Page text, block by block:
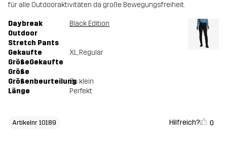
für alle Outdooraktivitäten da große Bewegungsfreiheit.
Daybreak
Outdoor
Stretch Pants
Black Edition
Gekaufte
GrößeGekaufte
Größe
XL, Regular
GrößenbeurteilungZu klein
Länge
Perfekt
Artikelnr 10189 Hilfreich? 0